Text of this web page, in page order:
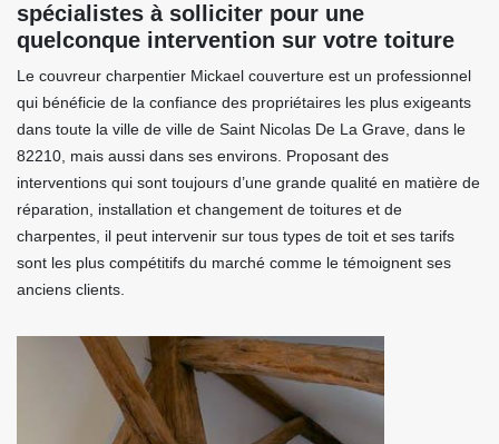
spécialistes à solliciter pour une
quelconque intervention sur votre toiture
Le couvreur charpentier Mickael couverture est un professionnel
qui bénéficie de la confiance des propriétaires les plus exigeants
dans toute la ville de ville de Saint Nicolas De La Grave, dans le
82210, mais aussi dans ses environs. Proposant des
interventions qui sont toujours d’une grande qualité en matière de
réparation, installation et changement de toitures et de
charpentes, il peut intervenir sur tous types de toit et ses tarifs
sont les plus compétitifs du marché comme le témoignent ses
anciens clients.